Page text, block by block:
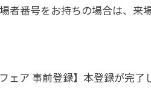
者番号をお持ちの場合は、来
ェア 事前登録】本登録が完了